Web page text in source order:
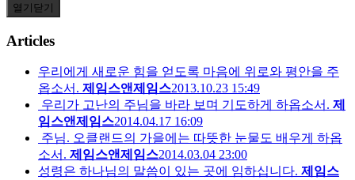
열기 닫기
Articles
우리에게 새로운 힘을 얻도록 마음에 위로와 평안을 주
옵소서. 제임스앤제임스2013.10.23 15:49
우리가 고난의 주님을 바라 보며 기도하게 하옵소서. 제
임스앤제임스2014.04.17 16:09
주님. 오클랜드의 가을에는 따뜻한 눈물도 배우게 하옵
소서. 제임스앤제임스2014.03.04 23:00
성령은 하나님의 말씀이 있는 곳에 임하십니다. 제임스